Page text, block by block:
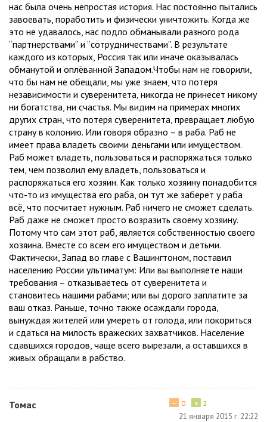
нас была очень непростая история. Нас постоянно пытались
завоевать, поработить и физически уничтожить. Когда же
это не удавалось, нас подло обманывали разного рода
“партнерствами” и “сотрудничествами”. В результате
каждого из которых, Россия так или иначе оказывалась
обманутой и оплёванной Западом.Чтобы нам не говорили,
что бы нам не обещали, мы уже знаем, что потеря
независимости и суверенитета, никогда не принесет никому
ни богатства, ни счастья. Мы видим на примерах многих
других стран, что потеря суверенитета, превращает любую
страну в колонию. Или говоря образно – в раба. Раб не
имеет права владеть своими деньгами или имуществом.
Раб может владеть, пользоваться и распоряжаться только
тем, чем позволил ему владеть, пользоваться и
распоряжаться его хозяин. Как только хозяину понадобится
что-то из имущества его раба, он тут же заберет у раба
всё, что посчитает нужным. Раб ничего не сможет сделать.
Раб даже не сможет просто возразить своему хозяину.
Потому что сам этот раб, является собственностью своего
хозяина. Вместе со всем его имуществом и детьми.
Фактически, Запад во главе с Вашингтоном, поставил
населению России ультиматум: Или вы выполняете наши
требования – отказываетесь от суверенитета и
становитесь нашими рабами; или вы дорого заплатите за
ваш отказ. Раньше, точно также осаждали города,
вынуждая жителей или умереть от голода, или покориться
и сдаться на милость вражеских захватчиков. Население
сдавшихся городов, чаще всего вырезали, а оставшихся в
живых обращали в рабство.
Томас + 2
− 0
21 января 2015 г. 22:22